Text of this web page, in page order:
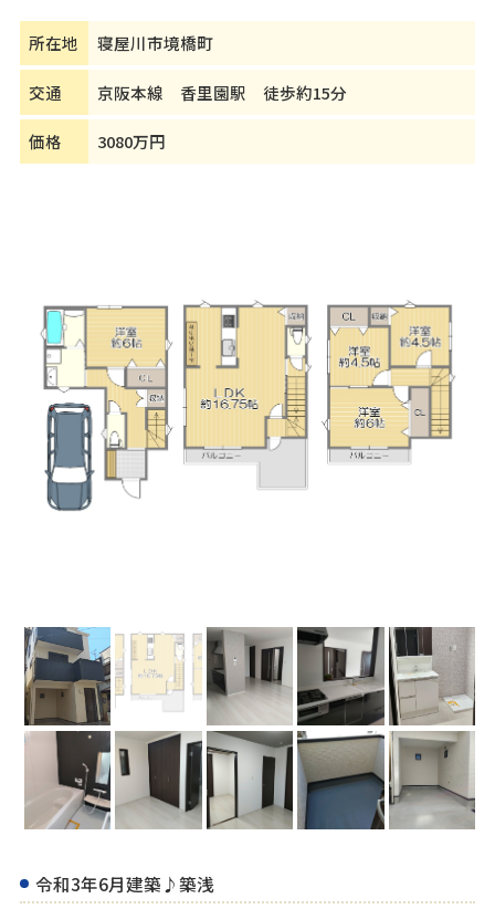
所在地 寝屋川市境橋町
交通 京阪本線 香里園駅 徒歩約15分
価格 3080万円
令和3年6月建築♪築浅